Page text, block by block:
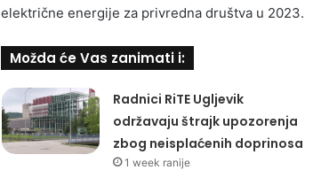
električne energije za privredna društva u 2023.
Možda će Vas zanimati i:
Radnici RiTE Ugljevik
održavaju štrajk upozorenja
zbog neisplaćenih doprinosa
1 week ranije